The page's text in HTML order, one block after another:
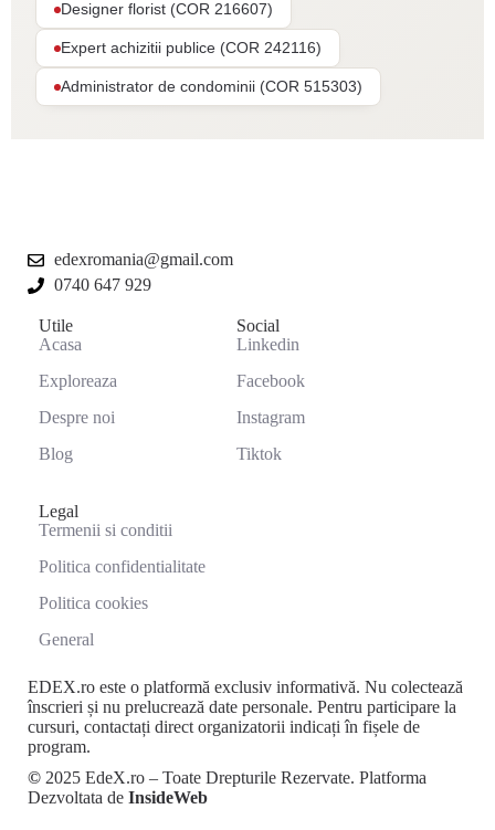
Designer florist (COR 216607)
Expert achizitii publice (COR 242116)
Administrator de condominii (COR 515303)
edexromania@gmail.com
0740 647 929
Utile
Acasa
Exploreaza
Despre noi
Blog
Social
Linkedin
Facebook
Instagram
Tiktok
Legal
Termenii si conditii
Politica confidentialitate
Politica cookies
General
EDEX.ro este o platformă exclusiv informativă. Nu colectează
înscrieri și nu prelucrează date personale. Pentru participare la
cursuri, contactați direct organizatorii indicați în fișele de
program.
© 2025 EdeX.ro – Toate Drepturile Rezervate. Platforma
Dezvoltata de InsideWeb